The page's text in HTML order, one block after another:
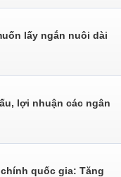
lấy ngắn nuôi dài
lợi nhuận các ngân
quốc gia: Tăng